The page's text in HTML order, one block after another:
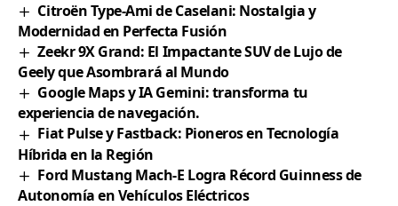
Citroën Type-Ami de Caselani: Nostalgia y
Modernidad en Perfecta Fusión
Zeekr 9X Grand: El Impactante SUV de Lujo de
Geely que Asombrará al Mundo
Google Maps y IA Gemini: transforma tu
experiencia de navegación.
Fiat Pulse y Fastback: Pioneros en Tecnología
Híbrida en la Región
Ford Mustang Mach-E Logra Récord Guinness de
Autonomía en Vehículos Eléctricos